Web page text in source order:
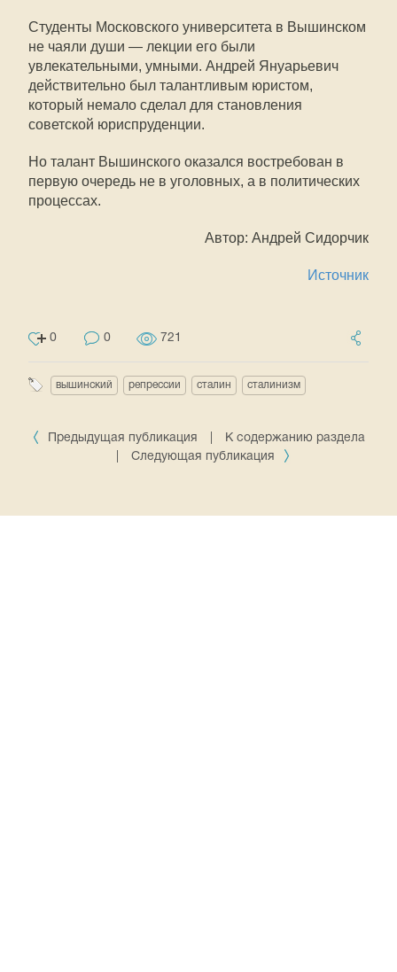
Студенты Московского университета в Вышинском
не чаяли души — лекции его были
увлекательными, умными. Андрей Януарьевич
действительно был талантливым юристом,
который немало сделал для становления
советской юриспруденции.
Но талант Вышинского оказался востребован в
первую очередь не в уголовных, а в политических
процессах.
Автор: Андрей Сидорчик
Источник
0 0 721
вышинский репрессии сталин сталинизм
Предыдущая публикация
К содержанию раздела
Следующая публикация